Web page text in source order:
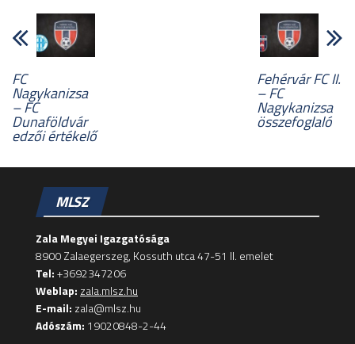
FC
Nagykanizsa
– FC
Dunaföldvár
edzői értékelő
Fehérvár FC II.
– FC
Nagykanizsa
összefoglaló
MLSZ
Zala Megyei Igazgatósága
8900 Zalaegerszeg, Kossuth utca 47-51 II. emelet
Tel:+3692347206
Weblap: zala.mlsz.hu
E-mail: zala@mlsz.hu
Adószám: 19020848-2-44